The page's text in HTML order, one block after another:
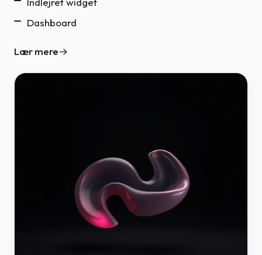
Dashboard
Lær mere